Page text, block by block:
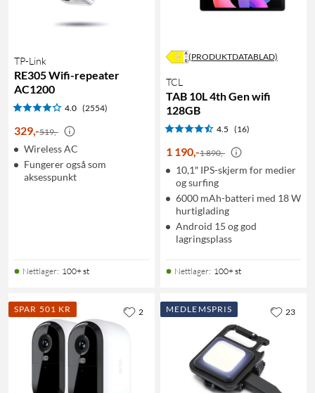
TP-Link
RE305 Wifi-repeater
AC1200
4.0 (2554)
329,-519,-
Wireless AC
Fungerer også som
aksesspunkt
Nettlager: 100+ st
(PRODUKTDATABLAD)
TCL
TAB 10L 4th Gen wifi
128GB
4.5 (16)
1 190,-1 890,-
10,1″ IPS-skjerm for medier
og surfing
6000 mAh-batteri med 18 W
hurtiglading
Android 15 og god
lagringsplass
Nettlager: 100+ st
SPAR 501 KR 2 MEDLEMSPRIS 23